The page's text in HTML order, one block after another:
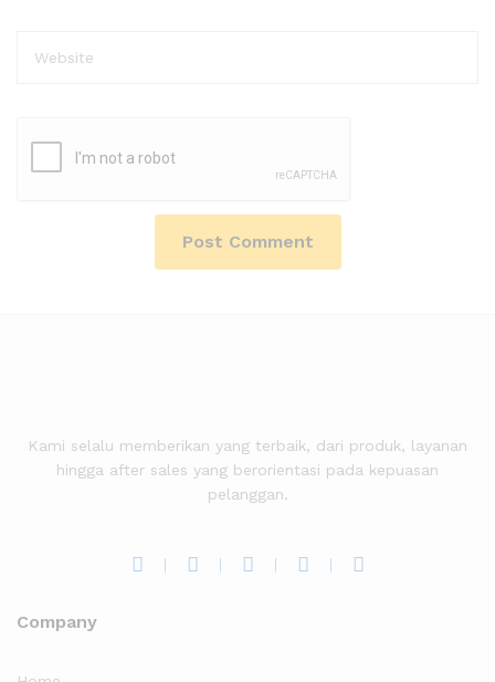
Kami selalu memberikan yang terbaik, dari produk, layanan
hingga after sales yang berorientasi pada kepuasan
pelanggan.
Company